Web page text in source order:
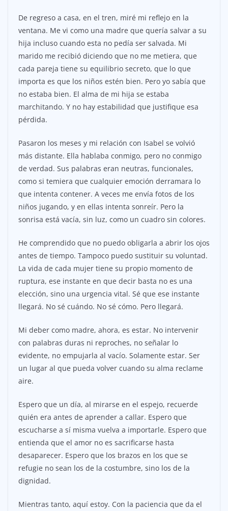
De regreso a casa, en el tren, miré mi reflejo en la
ventana. Me vi como una madre que quería salvar a su
hija incluso cuando esta no pedía ser salvada. Mi
marido me recibió diciendo que no me metiera, que
cada pareja tiene su equilibrio secreto, que lo que
importa es que los niños estén bien. Pero yo sabía que
no estaba bien. El alma de mi hija se estaba
marchitando. Y no hay estabilidad que justifique esa
pérdida.
Pasaron los meses y mi relación con Isabel se volvió
más distante. Ella hablaba conmigo, pero no conmigo
de verdad. Sus palabras eran neutras, funcionales,
como si temiera que cualquier emoción derramara lo
que intenta contener. A veces me envía fotos de los
niños jugando, y en ellas intenta sonreír. Pero la
sonrisa está vacía, sin luz, como un cuadro sin colores.
He comprendido que no puedo obligarla a abrir los ojos
antes de tiempo. Tampoco puedo sustituir su voluntad.
La vida de cada mujer tiene su propio momento de
ruptura, ese instante en que decir basta no es una
elección, sino una urgencia vital. Sé que ese instante
llegará. No sé cuándo. No sé cómo. Pero llegará.
Mi deber como madre, ahora, es estar. No intervenir
con palabras duras ni reproches, no señalar lo
evidente, no empujarla al vacío. Solamente estar. Ser
un lugar al que pueda volver cuando su alma reclame
aire.
Espero que un día, al mirarse en el espejo, recuerde
quién era antes de aprender a callar. Espero que
escucharse a sí misma vuelva a importarle. Espero que
entienda que el amor no es sacrificarse hasta
desaparecer. Espero que los brazos en los que se
refugie no sean los de la costumbre, sino los de la
dignidad.
Mientras tanto, aquí estoy. Con la paciencia que da el